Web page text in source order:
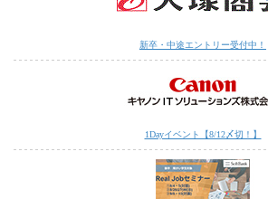
新卒・中途エントリー受付中！
1Dayイベント【8/12〆切！】